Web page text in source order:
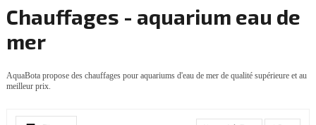
Chauffages - aquarium eau de
mer
AquaBota propose des chauffages pour aquariums d'eau de mer de qualité supérieure et au
meilleur prix.